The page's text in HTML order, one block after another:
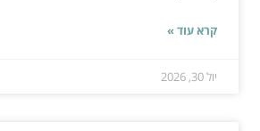
קרא עוד »
יול 30, 2026